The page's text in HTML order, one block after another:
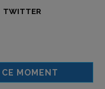
TWITTER
MOMENT